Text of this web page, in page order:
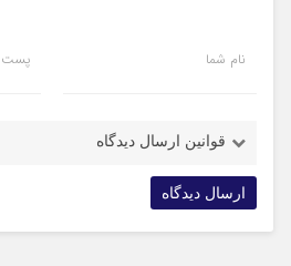
نام شما پست
قوانین ارسال دیدگاه